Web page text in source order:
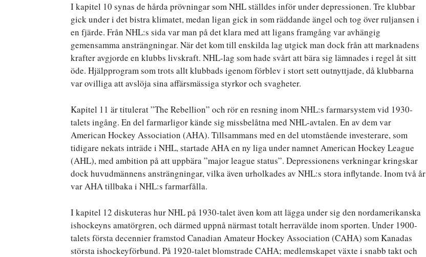
I kapitel 10 synas de hårda prövningar som NHL ställdes inför under depressionen. Tre klubbar
gick under i det bistra klimatet, medan ligan gick in som räddande ängel och tog över ruljansen i
en fjärde. Från NHL:s sida var man på det klara med att ligans framgång var avhängig
gemensamma ansträngningar. När det kom till enskilda lag utgick man dock från att marknadens
krafter avgjorde en klubbs livskraft. NHL-lag som hade svårt att bära sig lämnades i regel åt sitt
öde. Hjälpprogram som trots allt klubbads igenom förblev i stort sett outnyttjade, då klubbarna
var ovilliga att avslöja sina affärsmässiga styrkor och svagheter.
Kapitel 11 är titulerat ”The Rebellion” och rör en resning inom NHL:s farmarsystem vid 1930-
talets ingång. En del farmarligor kände sig missbelåtna med NHL-avtalen. En av dem var
American Hockey Association (AHA). Tillsammans med en del utomstående investerare, som
tidigare nekats inträde i NHL, startade AHA en ny liga under namnet American Hockey League
(AHL), med ambition på att uppbära ”major league status”. Depressionens verkningar kringskar
dock huvudmännens ansträngningar, vilka även urholkades av NHL:s stora inflytande. Inom två år
var AHA tillbaka i NHL:s farmarfålla.
I kapitel 12 diskuteras hur NHL på 1930-talet även kom att lägga under sig den nordamerikanska
ishockeyns amatörgren, och därmed uppnå närmast totalt herravälde inom sporten. Under 1900-
talets första decennier framstod Canadian Amateur Hockey Association (CAHA) som Kanadas
största ishockeyförbund. På 1920-talet blomstrade CAHA; medlemskapet växte i snabb takt och